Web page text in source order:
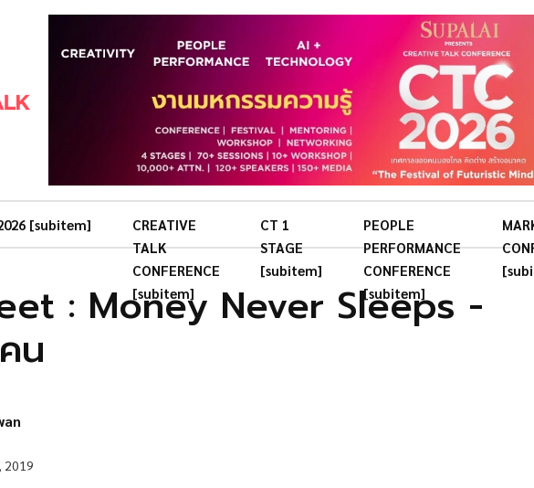
[subitem]
CREATIVE
TALK
CONFERENCE
[subitem]
CT 1
STAGE
[subitem]
PEOPLE
PERFORMANCE
CONFERENCE
[subitem]
: Money Never Sleeps -
น
2019